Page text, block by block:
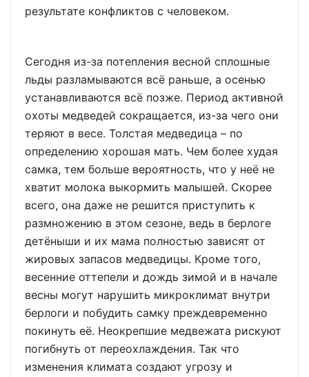
результате конфликтов с человеком.
Сегодня из-за потепления весной сплошные
льды разламываются всё раньше, а осенью
устанавливаются всё позже. Период активной
охоты медведей сокращается, из-за чего они
теряют в весе. Толстая медведица – по
определению хорошая мать. Чем более худая
самка, тем больше вероятность, что у неё не
хватит молока выкормить малышей. Скорее
всего, она даже не решится приступить к
размножению в этом сезоне, ведь в берлоге
детёныши и их мама полностью зависят от
жировых запасов медведицы. Кроме того,
весенние оттепели и дождь зимой и в начале
весны могут нарушить микроклимат внутри
берлоги и побудить самку преждевременно
покинуть её. Неокрепшие медвежата рискуют
погибнуть от переохлаждения. Так что
изменения климата создают угрозу и